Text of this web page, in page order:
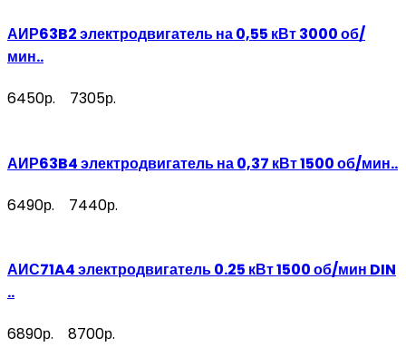
АИР63B2 электродвигатель на 0,55 кВт 3000 об/
мин..
6450р. 7305р.
АИР63B4 электродвигатель на 0,37 кВт 1500 об/мин..
6490р. 7440р.
АИС71A4 электродвигатель 0.25 кВт 1500 об/мин DIN
..
6890р. 8700р.